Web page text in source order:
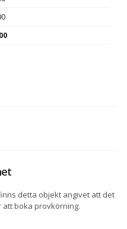
detta objekt angivet att det
boka provkörning.